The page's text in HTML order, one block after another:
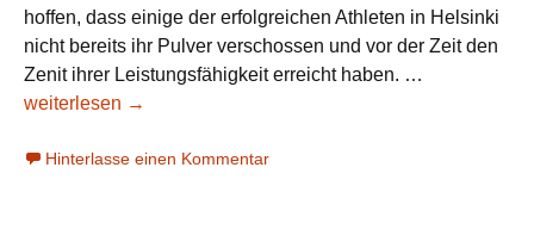
hoffen, dass einige der erfolgreichen Athleten in Helsinki
nicht bereits ihr Pulver verschossen und vor der Zeit den
Zenit ihrer Leistungsfähigkeit erreicht haben. …
weiterlesen →
Hinterlasse einen Kommentar